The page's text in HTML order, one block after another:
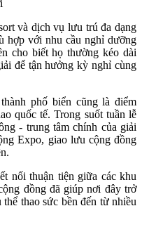
và dịch vụ lưu trú đa dạng
hợp với nhu cầu nghỉ dưỡng
cho biết họ thường kéo dài
để tận hưởng kỳ nghỉ cùng
phố biển cũng là điểm
quốc tế. Trong suốt tuần lễ
- trung tâm chính của giải
Expo, giao lưu cộng đồng
nối thuận tiện giữa các khu
đồng đã giúp nơi đây trở
thao sức bền đến từ nhiều